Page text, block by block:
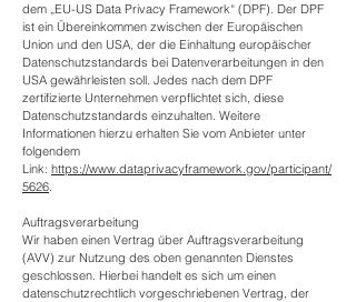
dem „EU-US Data Privacy Framework“ (DPF). Der DPF
ist ein Übereinkommen zwischen der Europäischen
Union und den USA, der die Einhaltung europäischer
Datenschutzstandards bei Datenverarbeitungen in den
USA gewährleisten soll. Jedes nach dem DPF
zertifizierte Unternehmen verpflichtet sich, diese
Datenschutzstandards einzuhalten. Weitere
Informationen hierzu erhalten Sie vom Anbieter unter
folgendem
Link: https://www.dataprivacyframework.gov/participant/
5626.
Auftragsverarbeitung
Wir haben einen Vertrag über Auftragsverarbeitung
(AVV) zur Nutzung des oben genannten Dienstes
geschlossen. Hierbei handelt es sich um einen
datenschutzrechtlich vorgeschriebenen Vertrag, der